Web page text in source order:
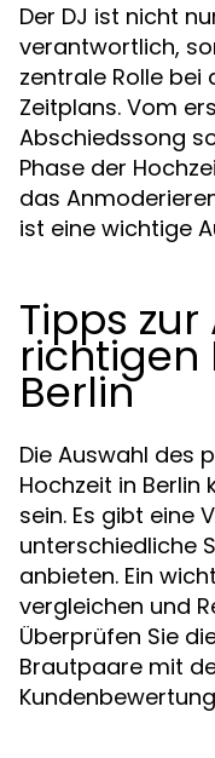
Der DJ ist nicht
verantwortlich,
zentrale Rolle bei
Zeitplans. Vom
Abschiedssong
Phase der
das
ist eine wichtige
Tipps
richtigen
Berlin
Die Auswahl des
Hochzeit in Berlin
sein. Es gibt eine
unterschiedliche
anbieten. Ein
vergleichen und
Überprüfen Sie
Brautpaare mit